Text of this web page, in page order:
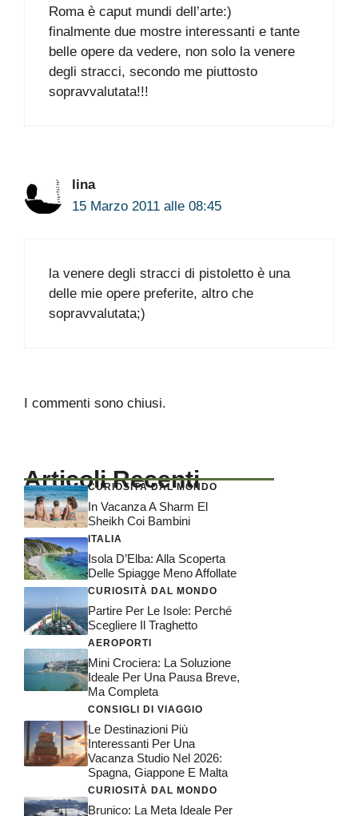
Roma è caput mundi dell’arte:)
finalmente due mostre interessanti e tante
belle opere da vedere, non solo la venere
degli stracci, secondo me piuttosto
sopravvalutata!!!
lina
15 Marzo 2011 alle 08:45
la venere degli stracci di pistoletto è una
delle mie opere preferite, altro che
sopravvalutata;)
I commenti sono chiusi.
Articoli Recenti
CURIOSITÀ DAL MONDO
In Vacanza A Sharm El
Sheikh Coi Bambini
ITALIA
Isola D’Elba: Alla Scoperta
Delle Spiagge Meno Affollate
CURIOSITÀ DAL MONDO
Partire Per Le Isole: Perché
Scegliere Il Traghetto
AEROPORTI
Mini Crociera: La Soluzione
Ideale Per Una Pausa Breve,
Ma Completa
CONSIGLI DI VIAGGIO
Le Destinazioni Più
Interessanti Per Una
Vacanza Studio Nel 2026:
Spagna, Giappone E Malta
CURIOSITÀ DAL MONDO
Brunico: La Meta Ideale Per